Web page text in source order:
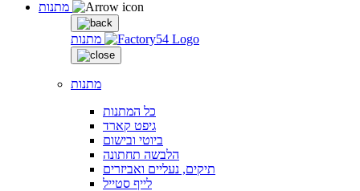
מתנות
מתנות
כל המתנות
גיפט קארד
ביוטי ובישום
הלבשה תחתונה
תיקים, נעליים ואביזרים
לייף סטייל